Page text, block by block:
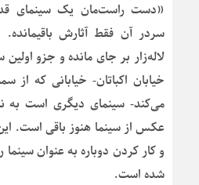
«دست راست‌مان یک سینمای
سردر آن فقط آثارش باقیمانده.
لاله‌زار بر جای مانده و جزو
خیابان اکباتان- خیابانی که از
می‌کند- سینمای دیگری است به
عکس از سینما هنوز باقی است.
و کار کردن دوباره به عنوان سینما
شده است.